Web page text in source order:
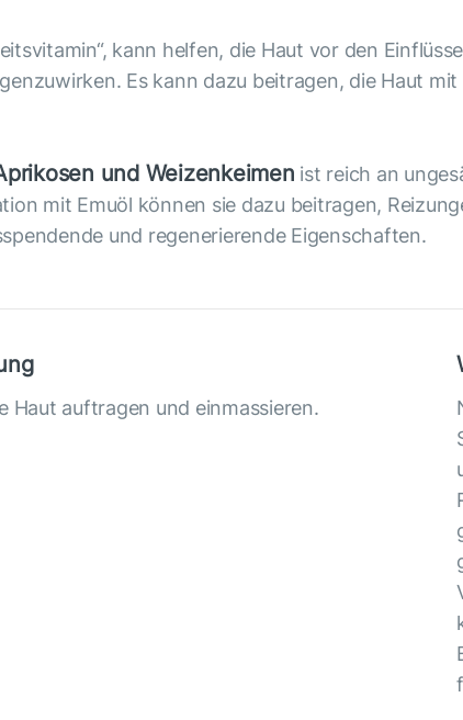
kann helfen, die Haut vor den
Es kann dazu beitragen, die Haut
und Weizenkeimen ist reich an
mit Emuöl können sie dazu beitragen,
und regenerierende Eigenschaften.
Haut auftragen und einmassieren.